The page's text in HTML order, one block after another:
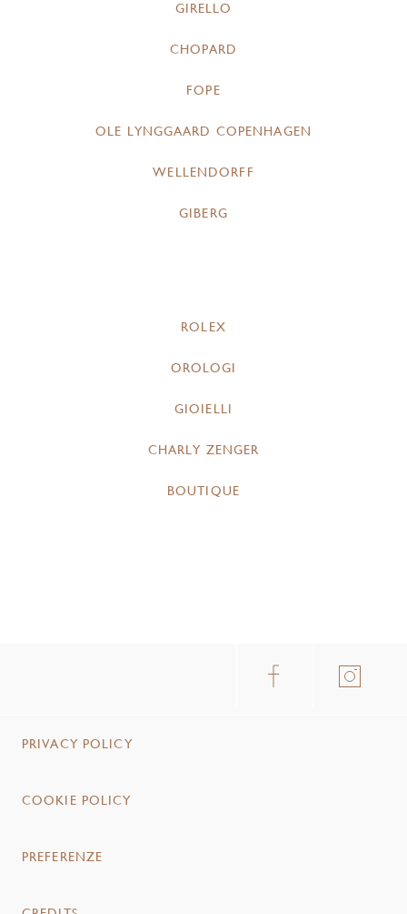
GIRELLO
CHOPARD
FOPE
OLE LYNGGAARD COPENHAGEN
WELLENDORFF
GIBERG
ROLEX
OROLOGI
GIOIELLI
CHARLY ZENGER
BOUTIQUE
PRIVACY POLICY
COOKIE POLICY
PREFERENZE